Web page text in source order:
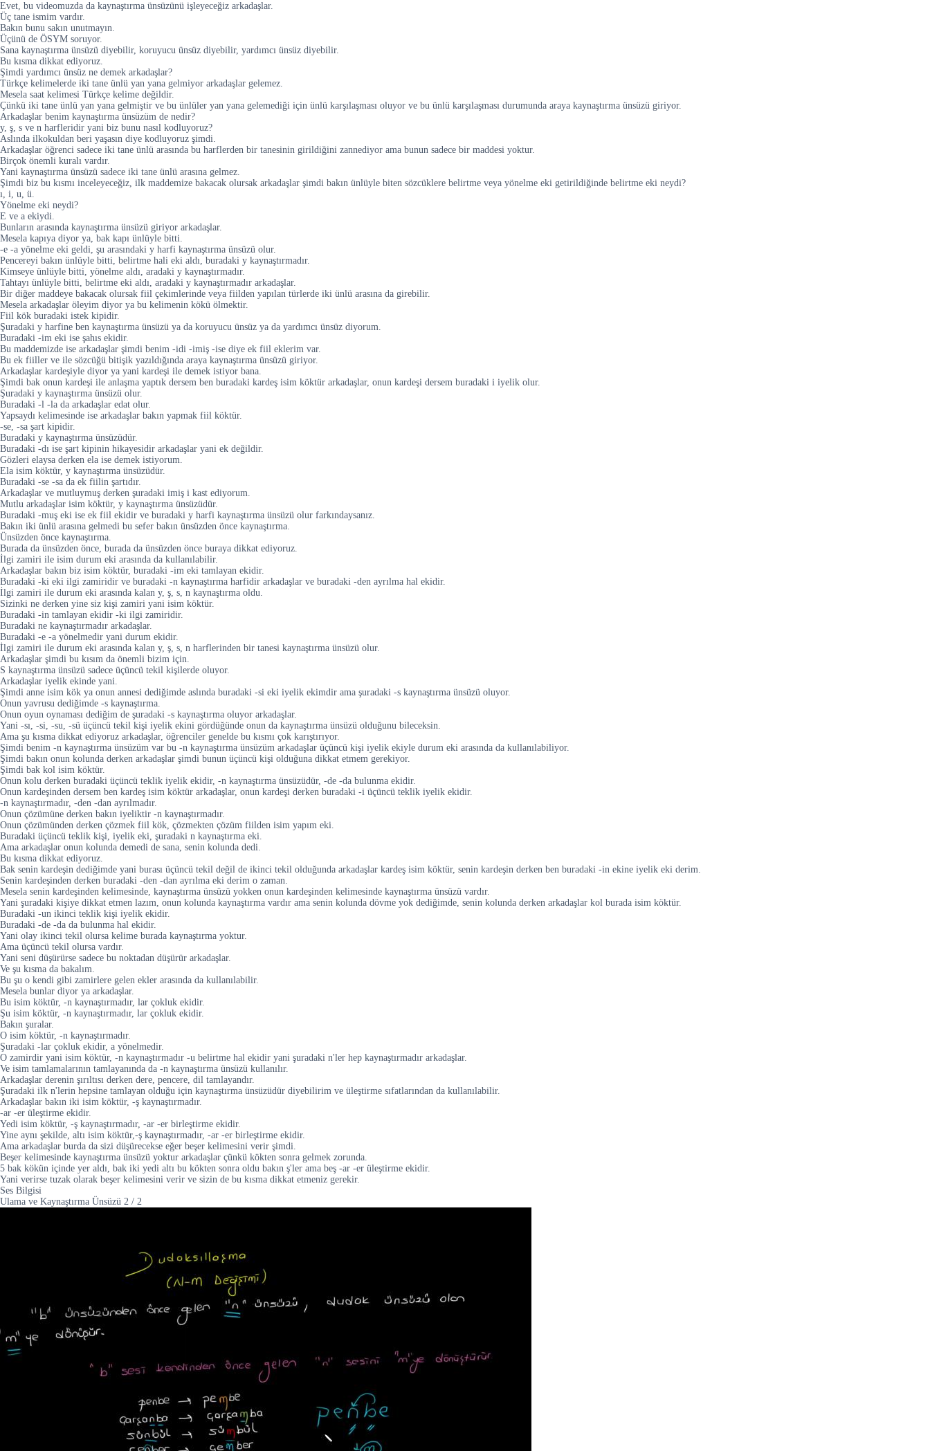
Evet, bu videomuzda da kaynaştırma ünsüzünü işleyeceğiz arkadaşlar.
Üç tane ismim vardır.
Bakın bunu sakın unutmayın.
Üçünü de ÖSYM soruyor.
Sana kaynaştırma ünsüzü diyebilir, koruyucu ünsüz diyebilir, yardımcı ünsüz diyebilir.
Bu kısma dikkat ediyoruz.
Şimdi yardımcı ünsüz ne demek arkadaşlar?
Türkçe kelimelerde iki tane ünlü yan yana gelmiyor arkadaşlar gelemez.
Mesela saat kelimesi Türkçe kelime değildir.
Çünkü iki tane ünlü yan yana gelmiştir ve bu ünlüler yan yana gelemediği için ünlü karşılaşması oluyor ve bu ünlü karşılaşması durumunda araya kaynaştırma ünsüzü giriyor.
Arkadaşlar benim kaynaştırma ünsüzüm de nedir?
y, ş, s ve n harfleridir yani biz bunu nasıl kodluyoruz?
Aslında ilkokuldan beri yaşasın diye kodluyoruz şimdi.
Arkadaşlar öğrenci sadece iki tane ünlü arasında bu harflerden bir tanesinin girildiğini zannediyor ama bunun sadece bir maddesi yoktur.
Birçok önemli kuralı vardır.
Yani kaynaştırma ünsüzü sadece iki tane ünlü arasına gelmez.
Şimdi biz bu kısmı inceleyeceğiz, ilk maddemize bakacak olursak arkadaşlar şimdi bakın ünlüyle biten sözcüklere belirtme veya yönelme eki getirildiğinde belirtme eki neydi?
ı, i, u, ü.
Yönelme eki neydi?
E ve a ekiydi.
Bunların arasında kaynaştırma ünsüzü giriyor arkadaşlar.
Mesela kapıya diyor ya, bak kapı ünlüyle bitti.
-e -a yönelme eki geldi, şu arasındaki y harfi kaynaştırma ünsüzü olur.
Pencereyi bakın ünlüyle bitti, belirtme hali eki aldı, buradaki y kaynaştırmadır.
Kimseye ünlüyle bitti, yönelme aldı, aradaki y kaynaştırmadır.
Tahtayı ünlüyle bitti, belirtme eki aldı, aradaki y kaynaştırmadır arkadaşlar.
Bir diğer maddeye bakacak olursak fiil çekimlerinde veya fiilden yapılan türlerde iki ünlü arasına da girebilir.
Mesela arkadaşlar öleyim diyor ya bu kelimenin kökü ölmektir.
Fiil kök buradaki istek kipidir.
Şuradaki y harfine ben kaynaştırma ünsüzü ya da koruyucu ünsüz ya da yardımcı ünsüz diyorum.
Buradaki -im eki ise şahıs ekidir.
Bu maddemizde ise arkadaşlar şimdi benim -idi -imiş -ise diye ek fiil eklerim var.
Bu ek fiiller ve ile sözcüğü bitişik yazıldığında araya kaynaştırma ünsüzü giriyor.
Arkadaşlar kardeşiyle diyor ya yani kardeşi ile demek istiyor bana.
Şimdi bak onun kardeşi ile anlaşma yaptık dersem ben buradaki kardeş isim köktür arkadaşlar, onun kardeşi dersem buradaki i iyelik olur.
Şuradaki y kaynaştırma ünsüzü olur.
Buradaki -l -la da arkadaşlar edat olur.
Yapsaydı kelimesinde ise arkadaşlar bakın yapmak fiil köktür.
-se, -sa şart kipidir.
Buradaki y kaynaştırma ünsüzüdür.
Buradaki -dı ise şart kipinin hikayesidir arkadaşlar yani ek değildir.
Gözleri elaysa derken ela ise demek istiyorum.
Ela isim köktür, y kaynaştırma ünsüzüdür.
Buradaki -se -sa da ek fiilin şartıdır.
Arkadaşlar ve mutluymuş derken şuradaki imiş i kast ediyorum.
Mutlu arkadaşlar isim köktür, y kaynaştırma ünsüzüdür.
Buradaki -muş eki ise ek fiil ekidir ve buradaki y harfi kaynaştırma ünsüzü olur farkındaysanız.
Bakın iki ünlü arasına gelmedi bu sefer bakın ünsüzden önce kaynaştırma.
Ünsüzden önce kaynaştırma.
Burada da ünsüzden önce, burada da ünsüzden önce buraya dikkat ediyoruz.
İlgi zamiri ile isim durum eki arasında da kullanılabilir.
Arkadaşlar bakın biz isim köktür, buradaki -im eki tamlayan ekidir.
Buradaki -ki eki ilgi zamiridir ve buradaki -n kaynaştırma harfidir arkadaşlar ve buradaki -den ayrılma hal ekidir.
İlgi zamiri ile durum eki arasında kalan y, ş, s, n kaynaştırma oldu.
Sizinki ne derken yine siz kişi zamiri yani isim köktür.
Buradaki -in tamlayan ekidir -ki ilgi zamiridir.
Buradaki ne kaynaştırmadır arkadaşlar.
Buradaki -e -a yönelmedir yani durum ekidir.
İlgi zamiri ile durum eki arasında kalan y, ş, s, n harflerinden bir tanesi kaynaştırma ünsüzü olur.
Arkadaşlar şimdi bu kısım da önemli bizim için.
S kaynaştırma ünsüzü sadece üçüncü tekil kişilerde oluyor.
Arkadaşlar iyelik ekinde yani.
Şimdi anne isim kök ya onun annesi dediğimde aslında buradaki -si eki iyelik ekimdir ama şuradaki -s kaynaştırma ünsüzü oluyor.
Onun yavrusu dediğimde -s kaynaştırma.
Onun oyun oynaması dediğim de şuradaki -s kaynaştırma oluyor arkadaşlar.
Yani -sı, -si, -su, -sü üçüncü tekil kişi iyelik ekini gördüğünde onun da kaynaştırma ünsüzü olduğunu bileceksin.
Ama şu kısma dikkat ediyoruz arkadaşlar, öğrenciler genelde bu kısmı çok karıştırıyor.
Şimdi benim -n kaynaştırma ünsüzüm var bu -n kaynaştırma ünsüzüm arkadaşlar üçüncü kişi iyelik ekiyle durum eki arasında da kullanılabiliyor.
Şimdi bakın onun kolunda derken arkadaşlar şimdi bunun üçüncü kişi olduğuna dikkat etmem gerekiyor.
Şimdi bak kol isim köktür.
Onun kolu derken buradaki üçüncü teklik iyelik ekidir, -n kaynaştırma ünsüzüdür, -de -da bulunma ekidir.
Onun kardeşinden dersem ben kardeş isim köktür arkadaşlar, onun kardeşi derken buradaki -i üçüncü teklik iyelik ekidir.
-n kaynaştırmadır, -den -dan ayrılmadır.
Onun çözümüne derken bakın iyeliktir -n kaynaştırmadır.
Onun çözümünden derken çözmek fiil kök, çözmekten çözüm fiilden isim yapım eki.
Buradaki üçüncü teklik kişi, iyelik eki, şuradaki n kaynaştırma eki.
Ama arkadaşlar onun kolunda demedi de sana, senin kolunda dedi.
Bu kısma dikkat ediyoruz.
Bak senin kardeşin dediğimde yani burası üçüncü tekil değil de ikinci tekil olduğunda arkadaşlar kardeş isim köktür, senin kardeşin derken ben buradaki -in ekine iyelik eki derim.
Senin kardeşinden derken buradaki -den -dan ayrılma eki derim o zaman.
Mesela senin kardeşinden kelimesinde, kaynaştırma ünsüzü yokken onun kardeşinden kelimesinde kaynaştırma ünsüzü vardır.
Yani şuradaki kişiye dikkat etmen lazım, onun kolunda kaynaştırma vardır ama senin kolunda dövme yok dediğimde, senin kolunda derken arkadaşlar kol burada isim köktür.
Buradaki -un ikinci teklik kişi iyelik ekidir.
Buradaki -de -da da bulunma hal ekidir.
Yani olay ikinci tekil olursa kelime burada kaynaştırma yoktur.
Ama üçüncü tekil olursa vardır.
Yani seni düşürürse sadece bu noktadan düşürür arkadaşlar.
Ve şu kısma da bakalım.
Bu şu o kendi gibi zamirlere gelen ekler arasında da kullanılabilir.
Mesela bunlar diyor ya arkadaşlar.
Bu isim köktür, -n kaynaştırmadır, lar çokluk ekidir.
Şu isim köktür, -n kaynaştırmadır, lar çokluk ekidir.
Bakın şuralar.
O isim köktür, -n kaynaştırmadır.
Şuradaki -lar çokluk ekidir, a yönelmedir.
O zamirdir yani isim köktür, -n kaynaştırmadır -u belirtme hal ekidir yani şuradaki n'ler hep kaynaştırmadır arkadaşlar.
Ve isim tamlamalarının tamlayanında da -n kaynaştırma ünsüzü kullanılır.
Arkadaşlar derenin şırıltısı derken dere, pencere, dil tamlayandır.
Şuradaki ilk n'lerin hepsine tamlayan olduğu için kaynaştırma ünsüzüdür diyebilirim ve üleştirme sıfatlarından da kullanılabilir.
Arkadaşlar bakın iki isim köktür, -ş kaynaştırmadır.
-ar -er üleştirme ekidir.
Yedi isim köktür, -ş kaynaştırmadır, -ar -er birleştirme ekidir.
Yine aynı şekilde, altı isim köktür,-ş kaynaştırmadır, -ar -er birleştirme ekidir.
Ama arkadaşlar burda da sizi düşürecekse eğer beşer kelimesini verir şimdi.
Beşer kelimesinde kaynaştırma ünsüzü yoktur arkadaşlar çünkü kökten sonra gelmek zorunda.
5 bak kökün içinde yer aldı, bak iki yedi altı bu kökten sonra oldu bakın ş'ler ama beş -ar -er üleştirme ekidir.
Yani verirse tuzak olarak beşer kelimesini verir ve sizin de bu kısma dikkat etmeniz gerekir.
Ses Bilgisi
Ulama ve Kaynaştırma Ünsüzü 2 / 2